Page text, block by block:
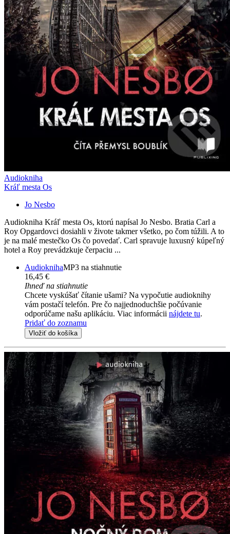
Audiokniha
Kráľ mesta Os
Jo Nesbo
Audiokniha Kráľ mesta Os, ktorú napísal Jo Nesbo. Bratia Carl a
Roy Opgardovci dosiahli v živote takmer všetko, po čom túžili. A to
je na malé mestečko Os čo povedať. Carl spravuje luxusný kúpeľný
hotel a Roy prevádzkuje čerpaciu ...
AudioknihaMP3 na stiahnutie
16,45 €
Ihneď na stiahnutie
Chcete vyskúšať čítanie ušami? Na vypočutie audioknihy
vám postačí telefón. Pre čo najjednoduchšie počúvanie
odporúčame našu aplikáciu. Viac informácii nájdete tu.
Pridať do zoznamu
Vložiť do košíka